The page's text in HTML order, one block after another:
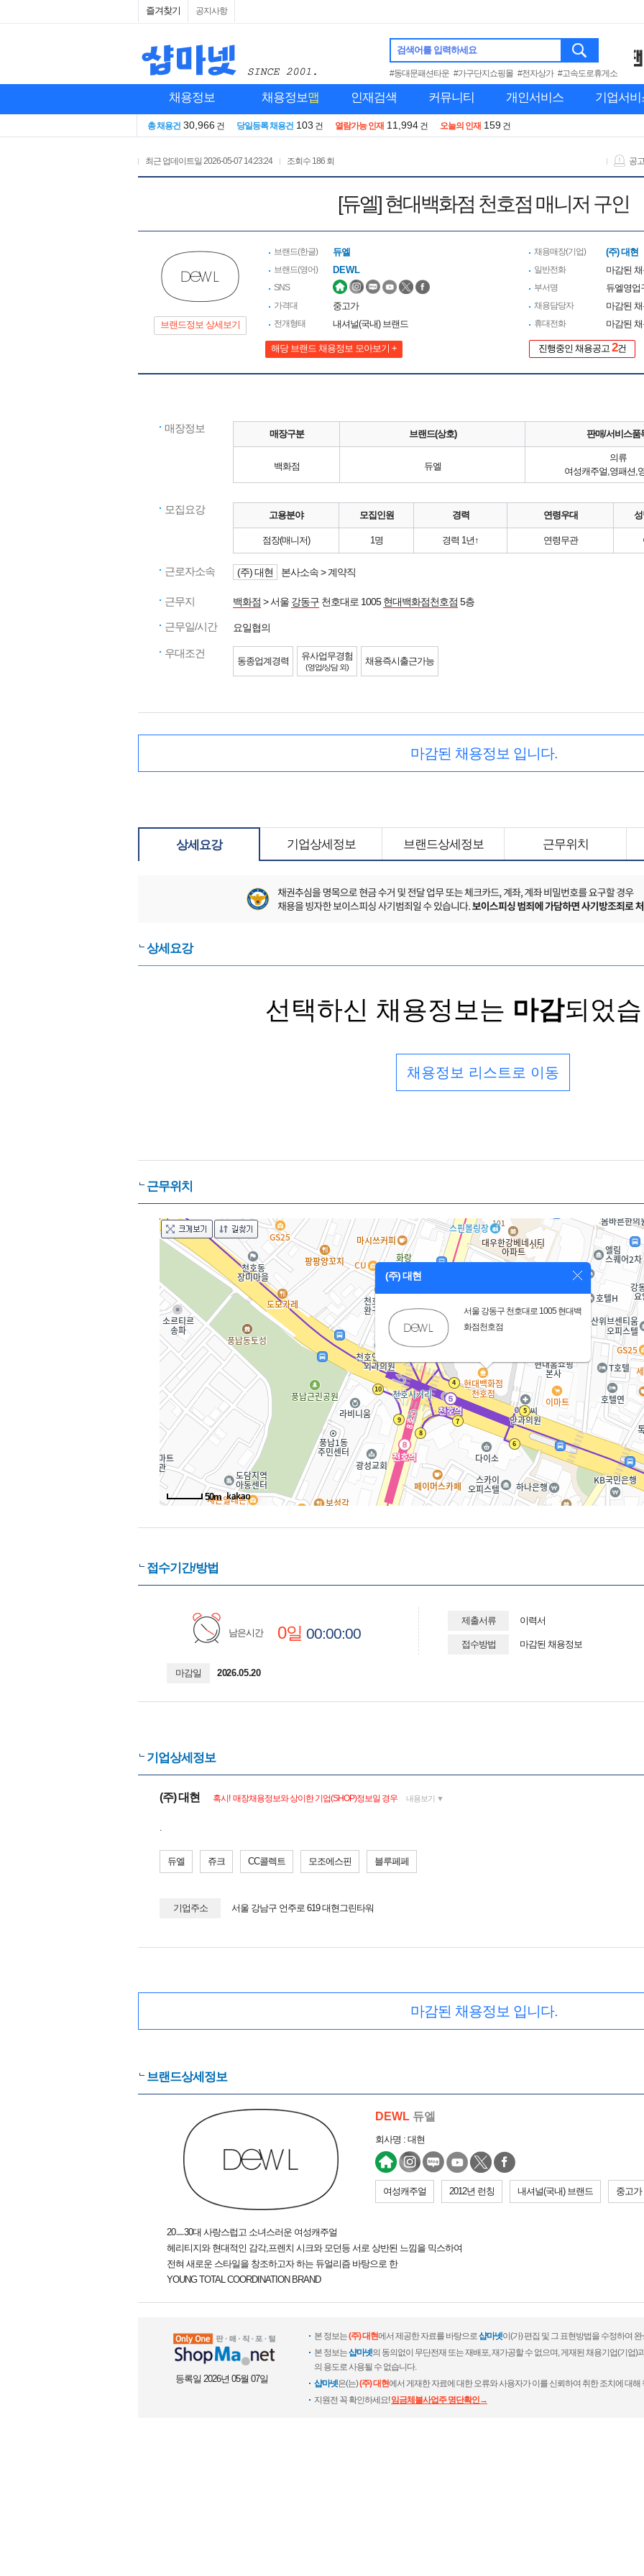
즐겨찾기 공지사항
검색어를 입력하세요
#동대문패션타운 #가구단지쇼핑몰 #전자상가 #고속도로휴게소
채용정보 채용정보맵 인재검색 커뮤니티 개인서비스 기업서비
총 채용건 30,966 건 당일등록 채용건 103 건 열람가능 인재 11,994 건 오늘의 인재 159 건
최근 업데이트일 2026-05-07 14:23:24 조회수 186 회 공
[듀엘] 현대백화점 천호점 매니저 구인
브랜드정보 상세보기
브랜드(한글) 듀엘
브랜드(영어) DEWL
SNS
가격대
중고가
전개형태 내셔널(국내) 브랜드
해당 브랜드 채용정보 모아보기 +
채용매장(기업) (주) 대현
일반전화 마감된
부서명 듀엘영업
채용담당자 마감된
휴대전화 마감된
진행중인 채용공고 2건
매장정보 매장구분 브랜드(상호) 판매/서비스품
백화점 듀엘
의류
여성캐주얼,영패션,
모집요강 고용분야 모집인원 경력 연령우대
점장(매니저) 1명 경력 1년↑ 연령무관
근로자소속 (주) 대현 본사소속 > 계약직
근무지 백화점 > 서울 강동구 천호대로 1005현대백화점천호점 5층
근무일/시간 요일협의
우대조건
동종업계경력 유사업무경험
(영업/상담 외)
채용즉시출근가능
마감된 채용정보 입니다.
상세요강 기업상세정보 브랜드상세정보 근무위치
상세요강
선택하신 채용정보는 마감되었
채용정보 리스트로 이동
근무위치
(주) 대현
서울 강동구 천호대로 1005 현대백
화점천호점
50m
접수기간/방법
남은시간 0일 00:00:00
마감일 2026.05.20
제출서류 이력서
접수방법 마감된 채용정보
기업상세정보
(주) 대현 혹시! 매장채용정보와 상이한 기업(SHOP)정보일 경우 내용보기 ▼
.
듀엘 쥬크 CC콜렉트 모조에스핀 블루페페
기업주소 서울 강남구 언주로 619 대현그린타워
마감된 채용정보 입니다.
브랜드상세정보
DEWL 듀엘
회사명 : 대현
여성캐주얼 2012년 런칭 내셔널(국내) 브랜드 중고가
20ㅡ30대 사랑스럽고 소녀스러운 여성캐주얼
헤리티지와 현대적인 감각,프렌치 시크와 모던등 서로 상반된 느낌을 믹스하여
전혀 새로운 스타일을 창조하고자 하는 듀얼리즘 바탕으로 한
YOUNG TOTAL COORDINATION BRAND
등록일 2026년 05월 07일
본 정보는(주) 대현에서 제공한 자료를 바탕으로샵마넷이(가) 편집 및 그 표현방법을 수정하여
본 정보는샵마넷의 동의없이 무단전재 또는 재배포, 재가공할 수 없으며, 게재된 채용기업(기업)
의 용도로 사용될 수 없습니다.
샵마넷은(는)(주) 대현에서 게재한 자료에 대한 오류와 사용자가 이를 신뢰하여 취한 조치에 대해
지원전 꼭 확인하세요!임금체불사업주 명단확인→